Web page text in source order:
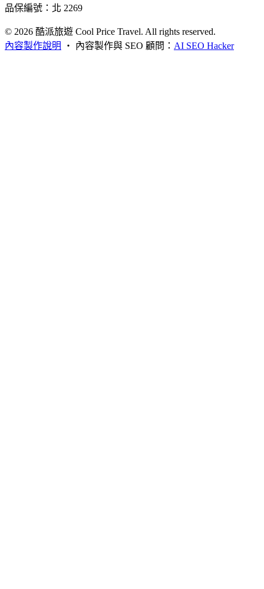
品保編號：北 2269
© 2026 酷派旅遊 Cool Price Travel. All rights reserved.
內容製作說明
・ 內容製作與 SEO 顧問： AI SEO Hacker